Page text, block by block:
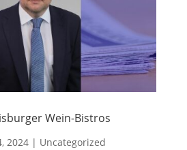
Wein-Bistros
2024| Uncategorized